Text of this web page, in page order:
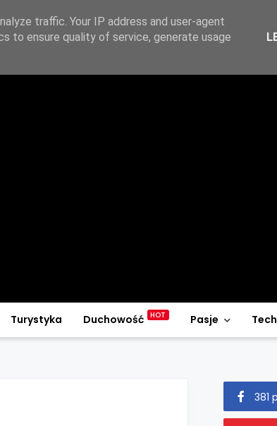
KONTAKT
Turystyka Duchowość Pasje
381
traffic. Your IP address and user-agent
to ensure quality of service, generate usage